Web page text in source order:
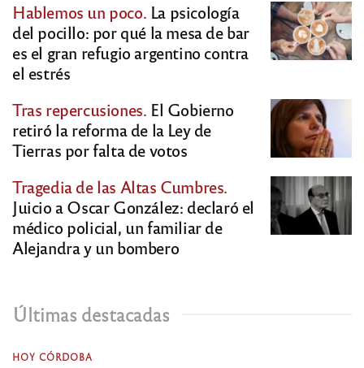
Hablemos un poco. La psicología
del pocillo: por qué la mesa de bar
es el gran refugio argentino contra
el estrés
Tras repercusiones. El Gobierno
retiró la reforma de la Ley de
Tierras por falta de votos
Tragedia de las Altas Cumbres.
Juicio a Oscar González: declaró el
médico policial, un familiar de
Alejandra y un bombero
Últimas destacadas
HOY CÓRDOBA